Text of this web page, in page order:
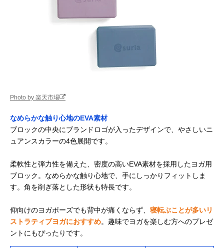
Photo by 楽天市場
なめらかな触り心地のEVA素材
ブロックの中央にブランドロゴが入ったデザインで、やさしいニ
ュアンスカラーの4色展開です。
柔軟性と弾力性を備えた、密度の高いEVA素材を採用したヨガ用
ブロック。なめらかな触り心地で、手にしっかりフィットしま
す。角を削ぎ落とした形状も特長です。
仰向けのヨガポーズでも背中が痛くならず、 寝転ぶことが多いリ
ストラティブヨガにおすすめ。趣味でヨガを楽しむ方へのプレゼ
ントにもぴったりです。